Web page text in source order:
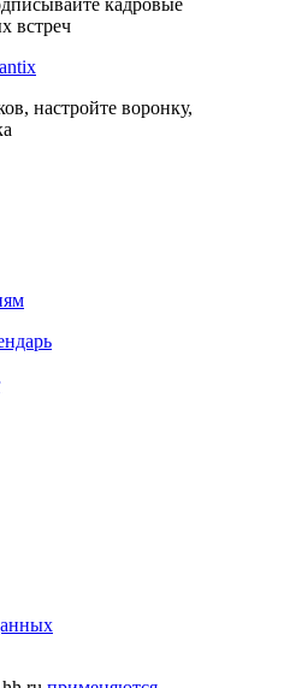
кадровые
встреч
настройте воронку,